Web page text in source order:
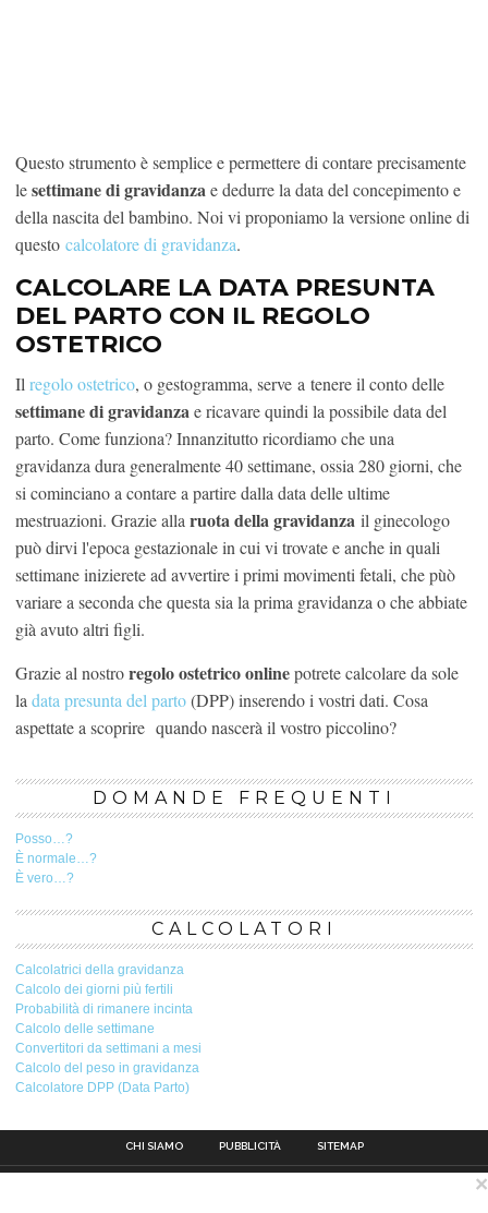
Questo strumento è semplice e permettere di contare precisamente
lesettimane di gravidanzae dedurre la data del concepimento e
della nascita del bambino. Noi vi proponiamo la versione online di
questo calcolatore di gravidanza.
CALCOLARE LA DATA PRESUNTA
DEL PARTO CON IL REGOLO
OSTETRICO
Il regolo ostetrico, o gestogramma, serve a tenere il conto delle
settimane di gravidanzae ricavare quindi la possibile data del
parto. Come funziona? Innanzitutto ricordiamo che una
gravidanza dura generalmente 40 settimane, ossia 280 giorni, che
si cominciano a contare a partire dalla data delle ultime
mestruazioni. Grazie alla ruota della gravidanza il ginecologo
può dirvi l'epoca gestazionale in cui vi trovate e anche in quali
settimane inizierete ad avvertire i primi movimenti fetali, che pùò
variare a seconda che questa sia la prima gravidanza o che abbiate
già avuto altri figli.
Grazie al nostroregolo ostetrico onlinepotrete calcolare da sole
la data presunta del parto(DPP) inserendo i vostri dati. Cosa
aspettate a scoprire quando nascerà il vostro piccolino?
DOMANDE FREQUENTI
Posso…?
È normale…?
È vero…?
CALCOLATORI
Calcolatrici della gravidanza
Calcolo dei giorni più fertili
Probabilità di rimanere incinta
Calcolo delle settimane
Convertitori da settimani a mesi
Calcolo del peso in gravidanza
Calcolatore DPP (Data Parto)
CHI SIAMO PUBBLICITÀ SITEMAP
×